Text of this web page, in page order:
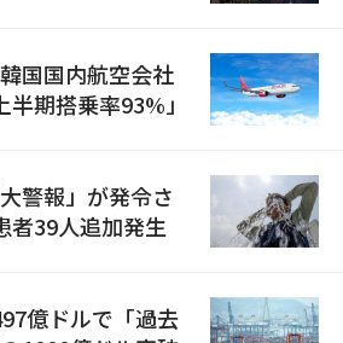
国国内航空会社
期搭乗率93%」
警報」が発令さ
者39人追加発生
億ドルで「過去